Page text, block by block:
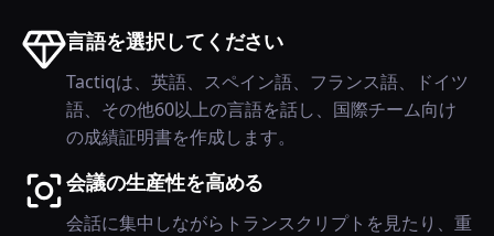
言語を選択してください
Tactiqは、英語、スペイン語、フランス語、ドイツ
語、その他60以上の言語を話し、国際チーム向け
の成績証明書を作成します。
会議の生産性を高める
会話に集中しながらトランスクリプトを見たり、重